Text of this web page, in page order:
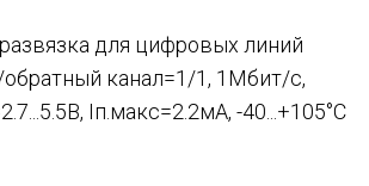
для цифровых линий
канал=1/1, 1Mбит/с,
Iп.макс=2.2мА, -40...+105°C